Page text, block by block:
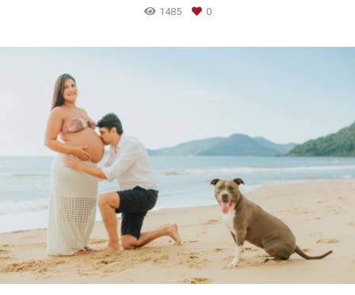
1485 0